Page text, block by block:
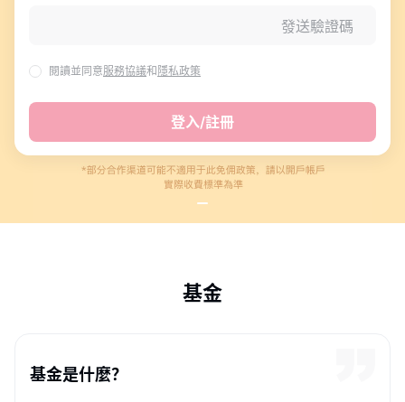
發送驗證碼
閱讀並同意服務協議和 隱私政策
登入/註冊
基金
基金是什麼？